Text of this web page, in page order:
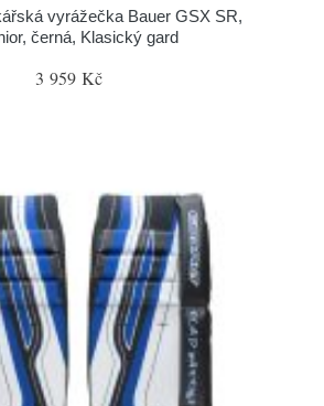
vyrážečka Bauer GSX SR,
černá, Klasický gard
3 959 Kč